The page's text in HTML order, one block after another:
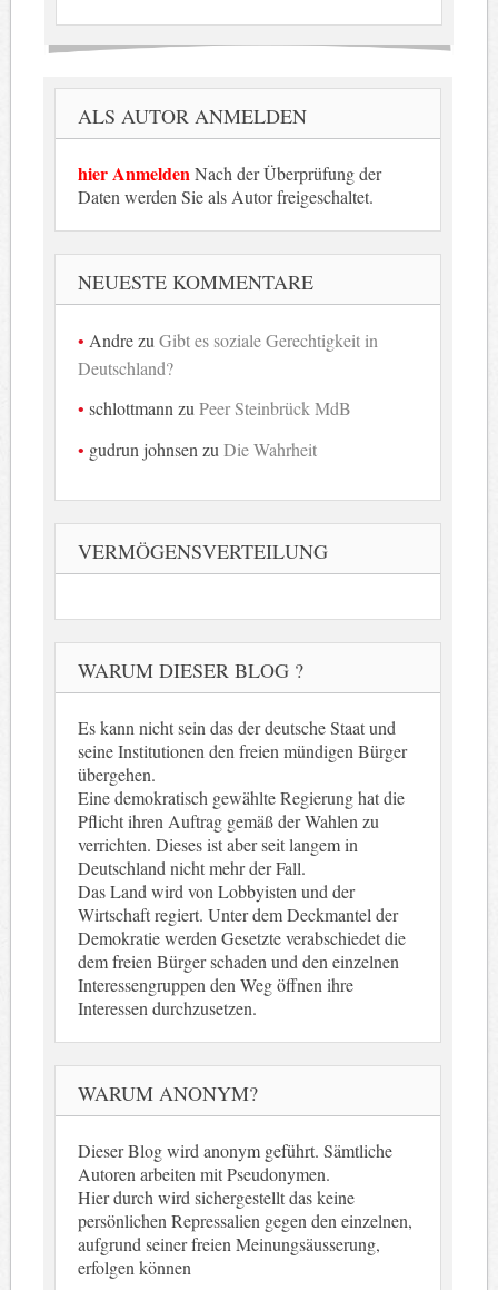
ALS AUTOR ANMELDEN
hier AnmeldenNach der Überprüfung der
Daten werden Sie als Autor freigeschaltet.
NEUESTE KOMMENTARE
AndrezuGibt es soziale Gerechtigkeit in
Deutschland?
schlottmann zuPeer Steinbrück MdB
gudrun johnsen zuDie Wahrheit
VERMÖGENSVERTEILUNG
WARUM DIESER BLOG ?
Es kann nicht sein das der deutsche Staat und
seine Institutionen den freien mündigen Bürger
übergehen.
Eine demokratisch gewählte Regierung hat die
Pflicht ihren Auftrag gemäß der Wahlen zu
verrichten. Dieses ist aber seit langem in
Deutschland nicht mehr der Fall.
Das Land wird von Lobbyisten und der
Wirtschaft regiert. Unter dem Deckmantel der
Demokratie werden Gesetzte verabschiedet die
dem freien Bürger schaden und den einzelnen
Interessengruppen den Weg öffnen ihre
Interessen durchzusetzen.
WARUM ANONYM?
Dieser Blog wird anonym geführt. Sämtliche
Autoren arbeiten mit Pseudonymen.
Hier durch wird sichergestellt das keine
persönlichen Repressalien gegen den einzelnen,
aufgrund seiner freien Meinungsäusserung,
erfolgen können